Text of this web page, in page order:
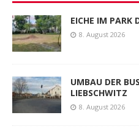
EICHE IM PARK
8. August 2026
UMBAU DER
LIEBSCHWITZ
8. August 2026